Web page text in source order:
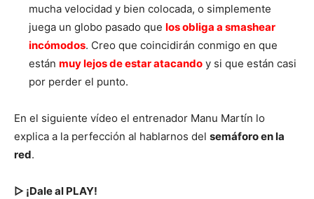
mucha velocidad y bien colocada, o simplemente
juega un globo pasado que los obliga a smashear
incómodos. Creo que coincidirán conmigo en que
están muy lejos de estar atacando y si que están casi
por perder el punto.
En el siguiente vídeo el entrenador Manu Martín lo
explica a la perfección al hablarnos del semáforo en la
red.
▷ ¡Dale al PLAY!